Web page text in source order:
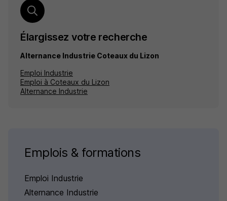
Élargissez votre recherche
Alternance Industrie Coteaux du Lizon
Emploi Industrie
Emploi à Coteaux du Lizon
Alternance Industrie
Emplois & formations
Emploi Industrie
Alternance Industrie